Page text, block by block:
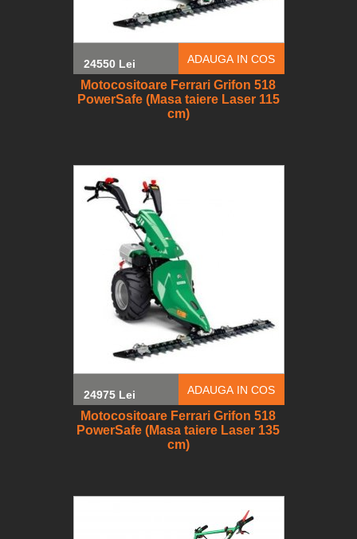
24550 Lei ADAUGA IN COS
Motocositoare Ferrari Grifon 518
PowerSafe (Masa taiere Laser 115
cm)
24975 Lei ADAUGA IN COS
Motocositoare Ferrari Grifon 518
PowerSafe (Masa taiere Laser 135
cm)